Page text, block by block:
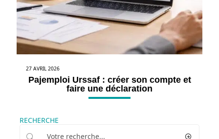
27 AVRIL 2026
Pajemploi Urssaf : créer son compte et
faire une déclaration
RECHERCHE